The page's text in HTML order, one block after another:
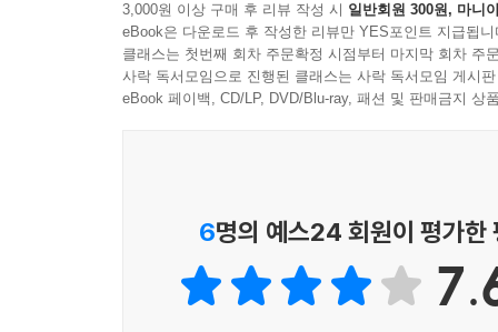
" 부탁이 있습니다. "
가즈오는 상훈의 두 눈을 들여다보며 차분하고 정
얘기를 꺼내더니 갑자기 자신을 한국인이라 하
" 그것은 ...... "
3,000원 이상 구매 후 리뷰 작성 시 일반회원 300원, 마니
eBook은 다운로드 후 작성한 리뷰만 YES포인트 지급됩니
클래스는 첫번째 회차 주문확정 시점부터 마지막 회차 주
사락 독서모임으로 진행된 클래스는 사락 독서모임 게시
eBook 페이백, CD/LP, DVD/Blu-ray, 패션 및 판매금지 상
6명의 예스24 회원이 평가한